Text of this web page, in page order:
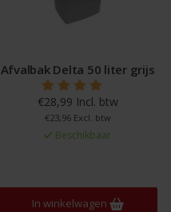
Afvalbak Delta 50 liter grijs
€28,99 Incl. btw
€23,96 Excl. btw
Beschikbaar
In winkelwagen